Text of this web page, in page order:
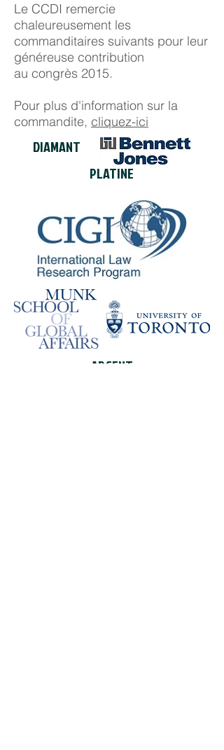
Le CCDI remercie
chaleureusement les
commanditaires suivants pour leur
généreuse contribution
au congrès 2015.
Pour plus d'information sur la
commandite, cliquez-ici
DIAMANT
PLATINE
ARGENT